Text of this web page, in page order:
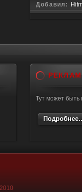
Добавил:
Тут может